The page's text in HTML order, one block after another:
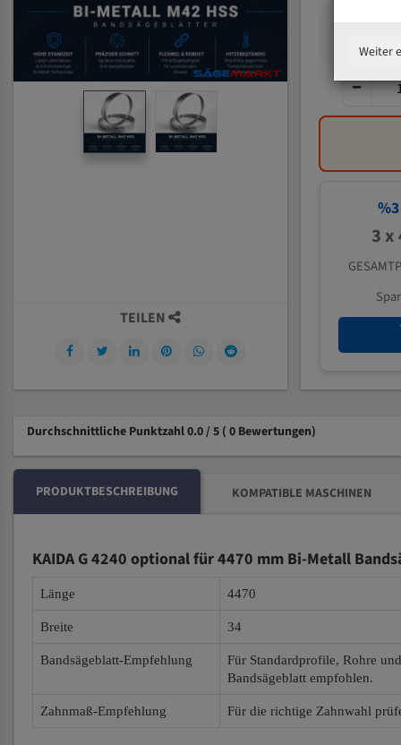
%3
3 x
TEILEN
Durchschnittliche Punktzahl 0.0 / 5 ( 0 Bewertungen)
PRODUKTBESCHREIBUNG KOMPATIBLE MASCHINEN
KAIDA G 4240 optional für 4470 mm Bi-Metall
Länge 4470
Breite 34
Bandsägeblatt-Empfehlung
Für Standardprofile, Rohre
Bandsägeblatt empfohlen.
Zahnmaß-Empfehlung Für die richtige Zahnwahl
Weiter